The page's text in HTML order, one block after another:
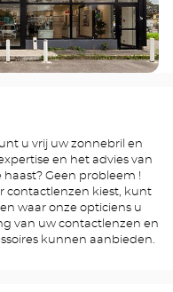
u vrij uw zonnebril en
en het advies van
Geen probleem !
contactlenzen kiest, kunt
waar onze opticiens u
van uw contactlenzen en
kunnen aanbieden.